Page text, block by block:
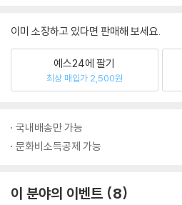
이미 소장하고 있다면 판매해 보세요.
예스24에 팔기
최상 매입가 2,500원
국내배송만 가능
문화비소득공제 가능
이 분야의 이벤트 8